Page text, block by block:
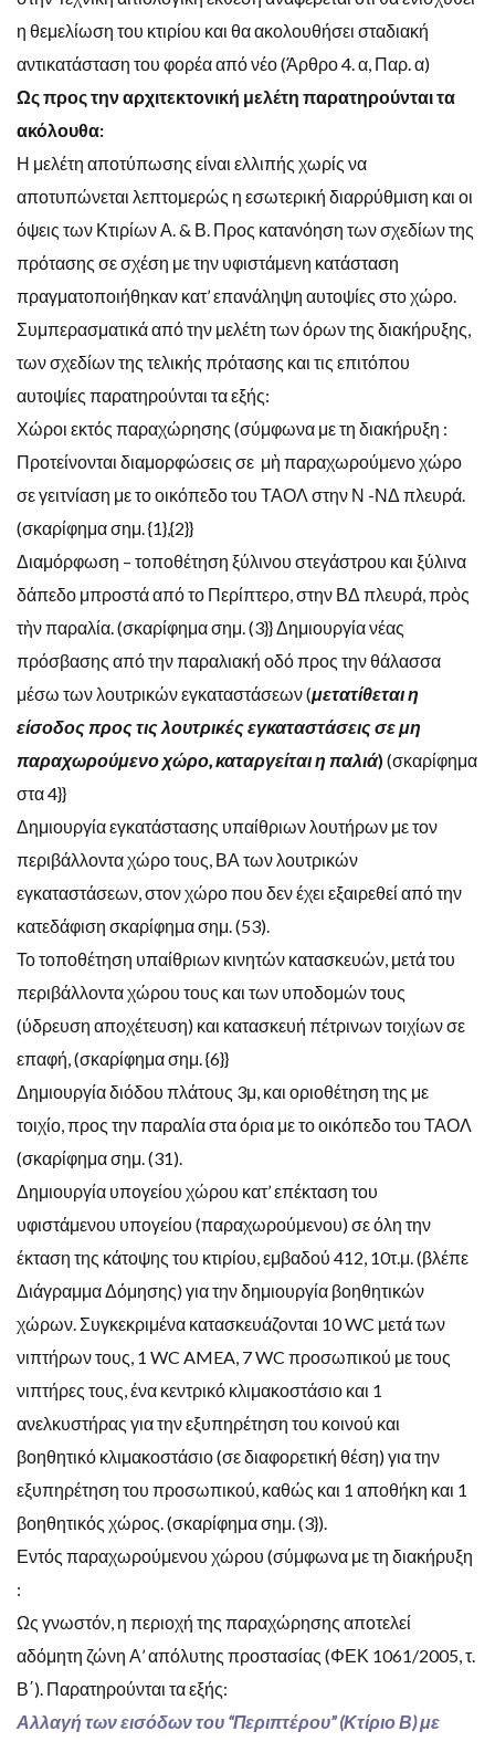
η θεμελίωση του κτιρίου και θα ακολουθήσει σταδιακή
αντικατάσταση του φορέα από νέο (Άρθρο 4. α, Παρ. α)
Ως προς την αρχιτεκτονική μελέτη παρατηρούνται τα
ακόλουθα:
Η μελέτη αποτύπωσης είναι ελλιπής χωρίς να
αποτυπώνεται λεπτομερώς η εσωτερική διαρρύθμιση και οι
όψεις των Κτιρίων Α. & Β. Προς κατανόηση των σχεδίων της
πρότασης σε σχέση με την υφιστάμενη κατάσταση
πραγματοποιήθηκαν κατ’ επανάληψη αυτοψίες στο χώρο.
Συμπερασματικά από την μελέτη των όρων της διακήρυξης,
των σχεδίων της τελικής πρότασης και τις επιτόπου
αυτοψίες παρατηρούνται τα εξής:
Χώροι εκτός παραχώρησης (σύμφωνα με τη διακήρυξη :
Προτείνονται διαμορφώσεις σε μὴ παραχωρούμενο χώρο
σε γειτνίαση με το οικόπεδο του ΤΑΟΛ στην Ν -ΝΔ πλευρά.
(σκαρίφημα σημ. {1},{2}}
Διαμόρφωση – τοποθέτηση ξύλινου στεγάστρου και ξύλινα
δάπεδο μπροστά από το Περίπτερο, στην ΒΔ πλευρά, πρὸς
τὴν παραλία. (σκαρίφημα σημ. (3}} Δημιουργία νέας
πρόσβασης από την παραλιακή οδό προς την θάλασσα
μέσω των λουτρικών εγκαταστάσεων (μετατίθεται η
είσοδος προς τις λουτρικές εγκαταστάσεις σε μη
παραχωρούμενο χώρο, καταργείται η παλιά) (σκαρίφημα
στα 4}}
Δημιουργία εγκατάστασης υπαίθριων λουτήρων με τον
περιβάλλοντα χώρο τους, ΒΑ των λουτρικών
εγκαταστάσεων, στον χώρο που δεν έχει εξαιρεθεί από την
κατεδάφιση σκαρίφημα σημ. (53).
Το τοποθέτηση υπαίθριων κινητών κατασκευών, μετά του
περιβάλλοντα χώρου τους και των υποδομών τους
(ύδρευση αποχέτευση) και κατασκευή πέτρινων τοιχίων σε
επαφή, (σκαρίφημα σημ. {6}}
Δημιουργία διόδου πλάτους 3μ, και οριοθέτηση της με
τοιχίο, προς την παραλία στα όρια με το οικόπεδο του ΤΑΟΛ
(σκαρίφημα σημ. (31).
Δημιουργία υπογείου χώρου κατ’ επέκταση του
υφιστάμενου υπογείου (παραχωρούμενου) σε όλη την
έκταση της κάτοψης του κτιρίου, εμβαδού 412, 10τ.μ. (βλέπε
Διάγραμμα Δόμησης) για την δημιουργία βοηθητικών
χώρων. Συγκεκριμένα κατασκευάζονται 10 WC μετά των
νιπτήρων τους, 1 WC AMEA, 7 WC προσωπικού με τους
νιπτήρες τους, ένα κεντρικό κλιμακοστάσιο και 1
ανελκυστήρας για την εξυπηρέτηση του κοινού και
βοηθητικό κλιμακοστάσιο (σε διαφορετική θέση) για την
εξυπηρέτηση του προσωπικού, καθώς και 1 αποθήκη και 1
βοηθητικός χώρος. (σκαρίφημα σημ. (3}).
Εντός παραχωρούμενου χώρου (σύμφωνα με τη διακήρυξη
:
Ως γνωστόν, η περιοχή της παραχώρησης αποτελεί
αδόμητη ζώνη Α’ απόλυτης προστασίας (ΦΕΚ 1061/2005, τ.
Β΄). Παρατηρούνται τα εξής:
Αλλαγή των εισόδων του “Περιπτέρου” (Κτίριο Β) με